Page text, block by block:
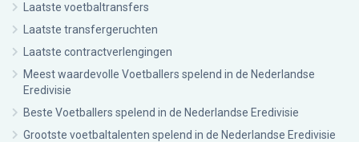
Laatste voetbaltransfers
Laatste transfergeruchten
Laatste contractverlengingen
Meest waardevolle Voetballers spelend in de Nederlandse
Eredivisie
Beste Voetballers spelend in de Nederlandse Eredivisie
Grootste voetbaltalenten spelend in de Nederlandse Eredivisie